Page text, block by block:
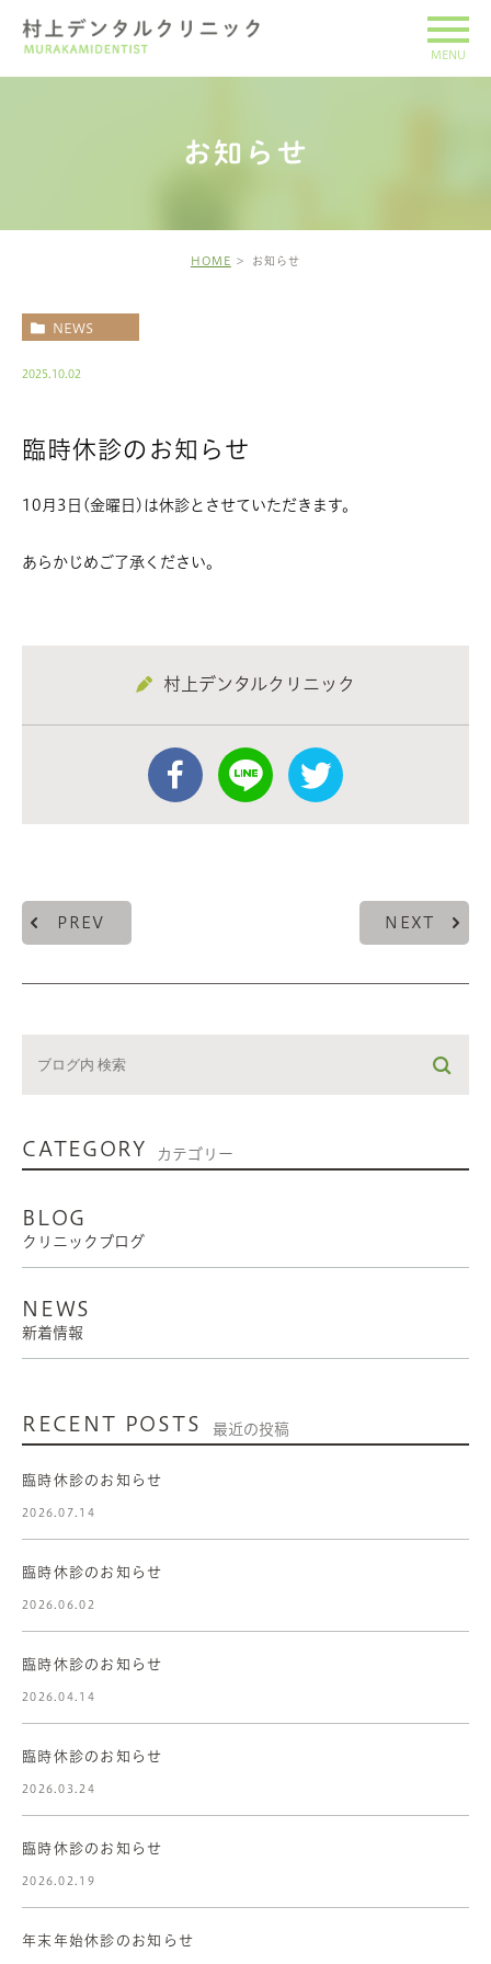
お知らせ
HOME お知らせ
NEWS
2025.10.02
臨時休診のお知らせ
10月3日(金曜日)は休診とさせていただきます。
あらかじめご了承ください。
村上デンタルクリニック
PREV NEXT
CATEGORY カテゴリー
BLOG
クリニックブログ
NEWS
新着情報
RECENT POSTS 最近の投稿
臨時休診のお知らせ
2026.07.14
臨時休診のお知らせ
2026.06.02
臨時休診のお知らせ
2026.04.14
臨時休診のお知らせ
2026.03.24
臨時休診のお知らせ
2026.02.19
年末年始休診のお知らせ